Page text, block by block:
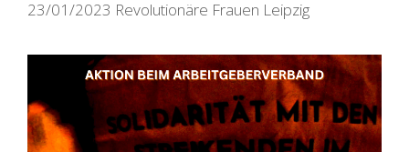
23/01/2023 Revolutionäre Frauen Leipzig